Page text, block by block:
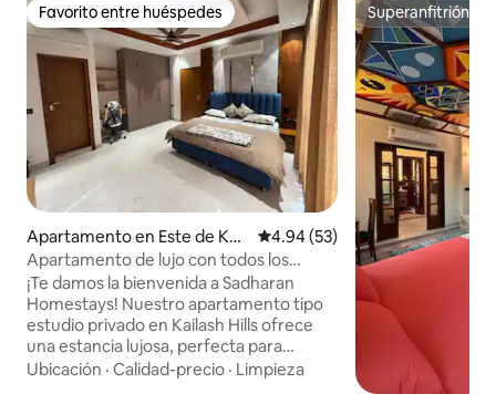
Favorito entre huéspedes
Favorito entre huéspedes
Apartamento en Este de Kail
ash
Calificación promedio: 4.94 de
4.94 (53)
Apartamento de lujo con todos los
servicios, sauna y ducha de hidromasaje
¡Te damos la bienvenida a Sadharan
Homestays! Nuestro apartamento tipo
estudio privado en Kailash Hills ofrece
una estancia lujosa, perfecta para
estancias tranquilas en familia y con
Ubicación · Calidad-precio · Limpieza
Superanfitrión
Superanfitrión